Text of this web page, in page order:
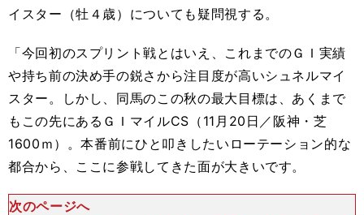
イスター（牡４歳）についても疑問視する。
「今回初のスプリント戦とはいえ、これまでのＧＩ実績
や持ち前の決め手の鋭さから注目度が高いシュネルマイ
スター。しかし、同馬のこの秋の最大目標は、あくまで
もこの先にあるＧＩマイルCS（11月20日／阪神・芝
1600ｍ）。本番前にひと叩きしたいローテーション的な
都合から、ここに参戦してきた面が大きいです。
次のページへ